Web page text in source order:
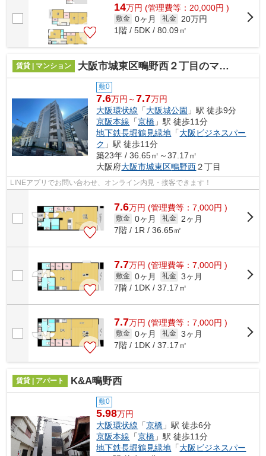
14万円 (管理費等：20,000円 )
敷金 0ヶ月 礼金
20万円
1階 / 5DK / 80.09㎡
賃貸 | マンション 大阪市城東区鴫野西２丁目のマンション
敷0
7.6万円～7.7万円
大阪環状線 「大阪城公園 」駅 徒歩9分
京阪本線 「京橋 」駅 徒歩11分
地下鉄長堀鶴見緑地 「大阪ビジネスパー
ク 」駅 徒歩11分
築23年 / 36.65㎡～37.17㎡
大阪府大阪市城東区鴫野西２丁目
LINEアプリでお問い合わせ、オンライン内見・接客できます！
7.6万円 (管理費等：7,000円 )
敷金 0ヶ月 礼金
2ヶ月
7階 / 1R / 36.65㎡
7.7万円 (管理費等：7,000円 )
敷金 0ヶ月 礼金 3ヶ月
7階 / 1DK / 37.17㎡
7.7万円 (管理費等：7,000円 )
敷金 0ヶ月 礼金 3ヶ月
7階 / 1DK / 37.17㎡
賃貸 | アパート K&A鴫野西
敷0
5.98万円
大阪環状線 「京橋 」駅 徒歩6分
京阪本線 「京橋 」駅 徒歩11分
地下鉄長堀鶴見緑地 「大阪ビジネスパー